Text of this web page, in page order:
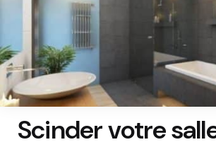
Scinder votre